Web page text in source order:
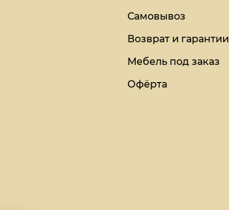
Самовывоз
Возврат и гарантии
Мебель под заказ
Офёрта